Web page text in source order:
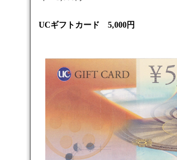
UCギフトカード 5,000円